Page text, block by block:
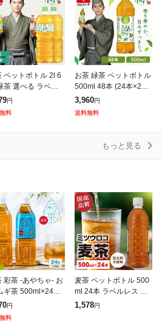
ペットボトル 2l 6
茶 選べる ラベル
りょく 大容量 ま
い 箱買い ケース
み すっきり ほど
円
料
お茶 緑茶 ペットボトル
500ml 48本 (24本×2ケ
ース) 密閉抽出 香り高
い 旨みすっきり 飲みや
すい 食事 朝に合
3,960円
送料無料
もっと見る
彩茶 -あやちゃ- お
ギ茶 500ml×24本
大麦 ライフドリン
パニー LIFEDRI
日本茶 ペッ
円
料
麦茶 ペットボトル 500
ml 24本 ラベルレス ミ
ツウロコ 国産大麦 10
1,578円